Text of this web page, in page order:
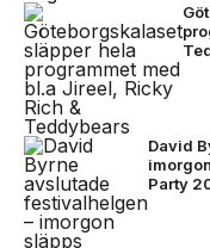
David
Party